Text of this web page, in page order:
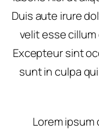
Duis aute irure
velit esse
Excepteur sint
sunt in culpa
Lorem